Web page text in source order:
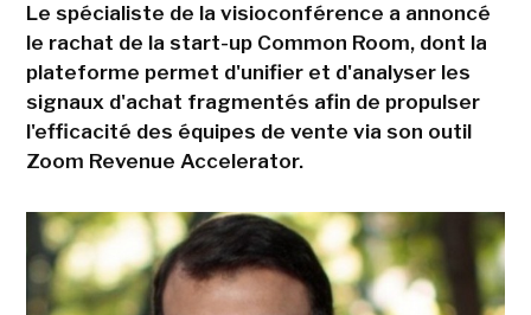
Le spécialiste de la visioconférence a annoncé
le rachat de la start-up Common Room, dont la
plateforme permet d'unifier et d'analyser les
signaux d'achat fragmentés afin de propulser
l'efficacité des équipes de vente via son outil
Zoom Revenue Accelerator.